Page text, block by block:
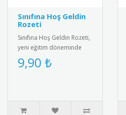
Sınıfına Hoş Geldin
Rozeti
Sınıfına Hoş Geldin Rozeti,
yeni eğitim döneminde
öğrencileri motive eden
özel bir karşılama rozetid..
9,90 ₺